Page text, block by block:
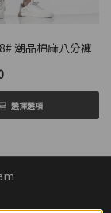
潮品棉麻八分褲
選擇選項